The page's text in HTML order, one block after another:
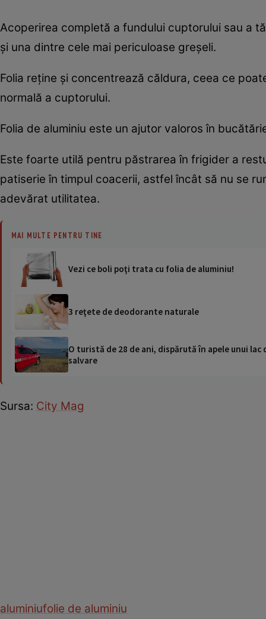
Acoperirea completă a fundului cuptorului sau a
și una dintre cele mai periculoase greșeli.
Folia reține și concentrează căldura, ceea ce
normală a cuptorului.
Folia de aluminiu este un ajutor valoros în
Este foarte utilă pentru păstrarea în frigider a
patiserie în timpul coacerii, astfel încât să nu se
adevărat utilitatea.
MAI MULTE PENTRU TINE
Vezi ce boli poţi trata cu folia de aluminiu!
3 reţete de deodorante naturale
O turistă de 28 de ani, dispărută în apele unui
salvare
Sursa: City Mag
aluminiufolie de aluminiu